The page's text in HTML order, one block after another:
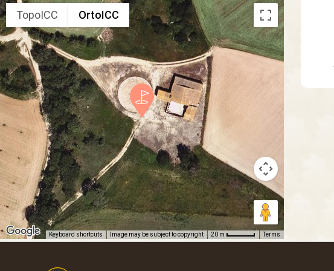
TopoICC OrtoICC
Keyboard shortcuts Image may be subject to copyright 20 m Terms